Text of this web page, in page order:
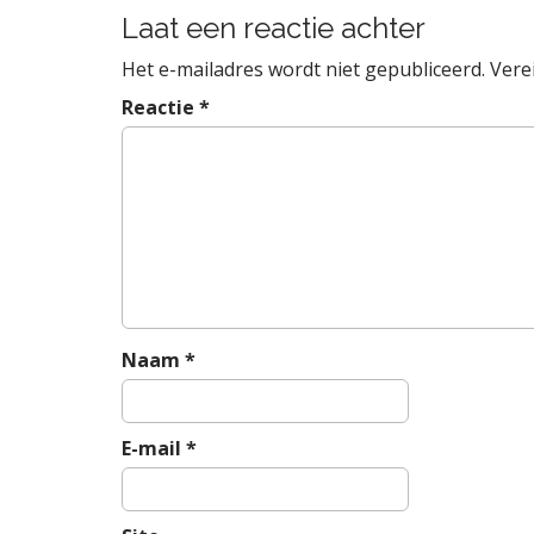
r
i
c
h
t
a
t
i
e
Laat een reactie achter
Het e-mailadres wordt niet gepubliceerd.
Reactie *
Naam *
E-mail *